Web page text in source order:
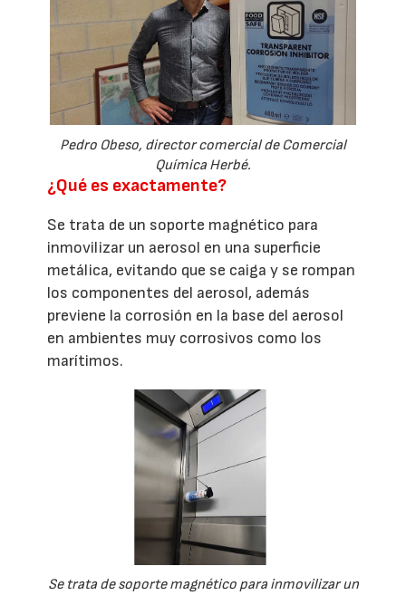
Pedro Obeso, director comercial de Comercial
Química Herbé.
¿Qué es exactamente?
Se trata de un soporte magnético para
inmovilizar un aerosol en una superficie
metálica, evitando que se caiga y se rompan
los componentes del aerosol, además
previene la corrosión en la base del aerosol
en ambientes muy corrosivos como los
marítimos.
Se trata de soporte magnético para inmovilizar un